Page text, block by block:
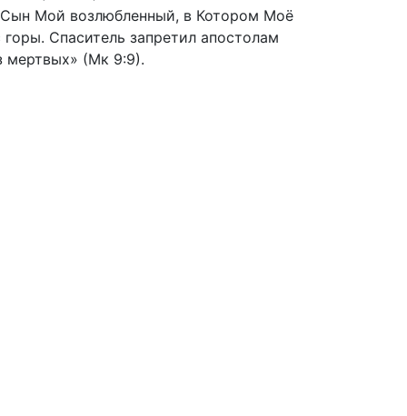
Сын Мой возлюбленный, в Котором Моё
Спаситель запретил апостолам
мертвых» (Мк 9:9).